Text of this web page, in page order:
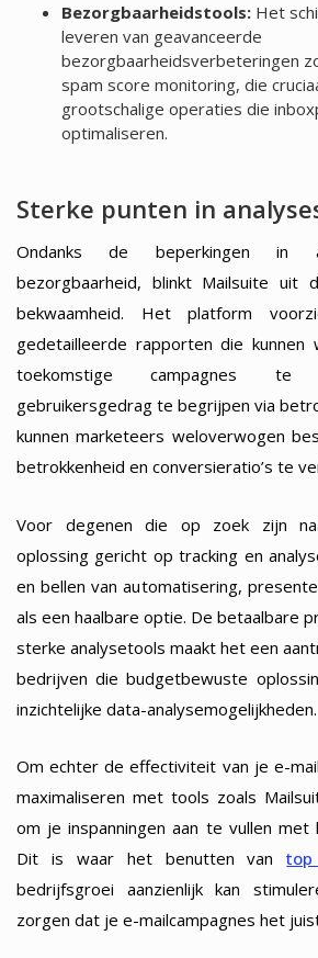
Bezorgbaarheidstools:Het
leveren van geavanceerde
bezorgbaarheidsverbeteringen
spam score monitoring, die
grootschalige operaties die
optimaliseren.
Sterke punten in
Ondanks de beperkingen in
bezorgbaarheid, blinkt Mailsuite uit
bekwaamheid. Het platform
gedetailleerde rapporten die kunnen
toekomstige campagnes te
gebruikersgedrag te begrijpen via
kunnen marketeers weloverwogen
betrokkenheid en conversieratio’s te
Voor degenen die op zoek zijn
oplossing gericht op tracking en
en bellen van automatisering,
als een haalbare optie. De betaalbare
sterke analysetools maakt het een
bedrijven die budgetbewuste
inzichtelijke data-analysemogelijkheden.
Om echter de effectiviteit van je e-
maximaliseren met tools zoals
om je inspanningen aan te vullen met
Dit is waar het benutten van
bedrijfsgroei aanzienlijk kan
zorgen dat je e-mailcampagnes het